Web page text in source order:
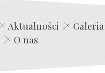
Edwin Film Agencja Aktorska
Aktualności
Galeria
O nas